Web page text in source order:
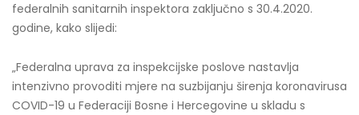
federalnih sanitarnih inspektora zaključno s 30.4.2020.
godine, kako slijedi:
„Federalna uprava za inspekcijske poslove nastavlja
intenzivno provoditi mjere na suzbijanju širenja koronavirusa
COVID-19 u Federaciji Bosne i Hercegovine u skladu s